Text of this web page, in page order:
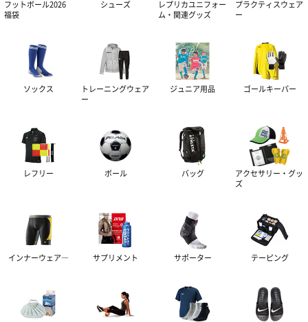
トレーニングジャージ
スウェット
ウィンドブレーカー・ピステ
レディース＆ジュニア
シューレース
タオル
リストバンド・ヘアバンド
バランストレーニング
有酸素トレーニング
エクササイズマット
フットボール2026
福袋
シューズ
レプリカユニフォー
ム・関連グッズ
プラクティスウェア
ー
ソックス
トレーニングウェア
ー
ジュニア用品 ゴールキーパー
レフリー ボール バッグ
アクセサリー・グッ
ズ
インナーウェア― サプリメント サポーター テーピング